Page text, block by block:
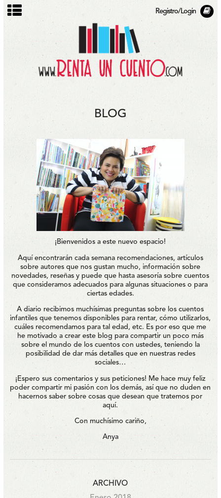
Registro/Login
BLOG
¡Bienvenidos a este nuevo espacio!
Aquí encontrarán cada semana recomendaciones, artículos
sobre autores que nos gustan mucho, información sobre
novedades, reseñas y puede que hasta asesoría sobre cuentos
que consideramos adecuados para algunas situaciones o para
ciertas edades.
A diario recibimos muchísimas preguntas sobre los cuentos
infantiles que tenemos disponibles para rentar, cómo utilizarlos,
cuáles recomendamos para tal edad, etc. Es por eso que me
he motivado a crear este blog para compartir un poco más
sobre el mundo de los cuentos con ustedes, teniendo la
posibilidad de dar más detalles que en nuestras redes
sociales…
¡Espero sus comentarios y sus peticiones! Me hace muy feliz
poder compartir mi pasión con los demás, así que no duden en
hacernos saber sobre cosas que desean que tratemos por
aquí.
Con muchísimo cariño,
Anya
ARCHIVO